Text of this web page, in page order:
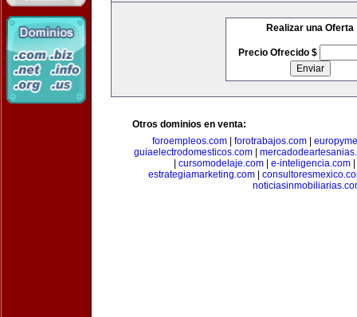
Realizar una Oferta
Precio Ofrecido $
Otros dominios en venta:
foroempleos.com
forotrabajos.com
guiaelectrodomesticos.com
cursomodelaje.com| e-inteligencia.com|
estrategiamarketing.com|